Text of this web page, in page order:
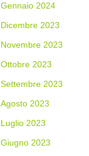
Gennaio 2024
Dicembre 2023
Novembre 2023
Ottobre 2023
Settembre 2023
Agosto 2023
Luglio 2023
Giugno 2023